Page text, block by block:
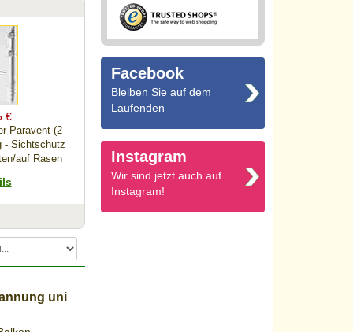
€
Paravent (2
- Sichtschutz
auf Rasen
€
-
uni
Facebook
Bleiben Sie auf dem
Laufenden
Instagram
Wir sind jetzt auch auf
Instagram!